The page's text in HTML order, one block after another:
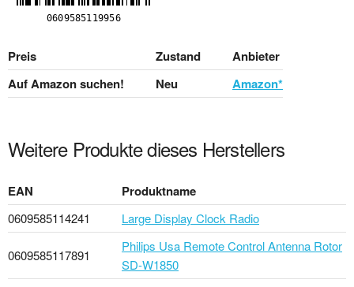
Preis Zustand
Anbieter
Auf Amazon suchen!
Neu Amazon*
Weitere Produkte dieses Herstellers
EAN Produktname
0609585114241 Large Display Clock Radio
0609585117891
Philips Usa Remote Control Antenna Rotor
SD-W1850